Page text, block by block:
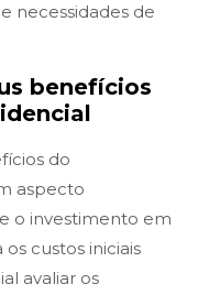
necessidades de
benefícios
do
aspecto
o investimento em
custos iniciais
avaliar os